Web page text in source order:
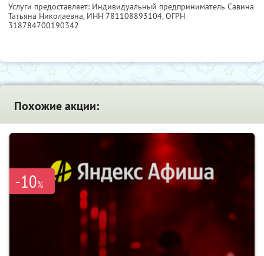
Услуги предоставляет: Индивидуальный предприниматель Савина
Татьяна Николаевна, ИНН 781108893104, ОГРН
318784700190342
Похожие акции:
-10%